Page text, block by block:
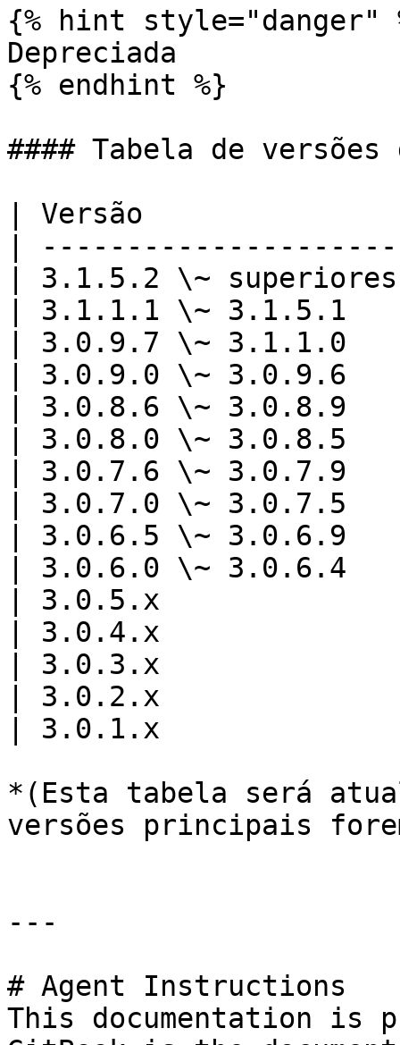
{% hint style="danger"
Depreciada
{% endhint %}
#### Tabela de versões
| Versão
|
| 3.1.5.2 \~
| 3.1.1.1 \~ 3.1.5.1
| 3.0.9.7 \~ 3.1.1.0
| 3.0.9.0 \~ 3.0.9.6
| 3.0.8.6 \~ 3.0.8.9
| 3.0.8.0 \~ 3.0.8.5
| 3.0.7.6 \~ 3.0.7.9
| 3.0.7.0 \~ 3.0.7.5
| 3.0.6.5 \~ 3.0.6.9
| 3.0.6.0 \~ 3.0.6.4
| 3.0.5.x
| 3.0.4.x
| 3.0.3.x
| 3.0.2.x
| 3.0.1.x
*(Esta tabela será
versões principais
---
# Agent Instructions
This documentation is